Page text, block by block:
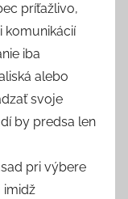
príťažlivo,
komunikácií
iba
alebo
svoje
by predsa len
pri výbere
imidž